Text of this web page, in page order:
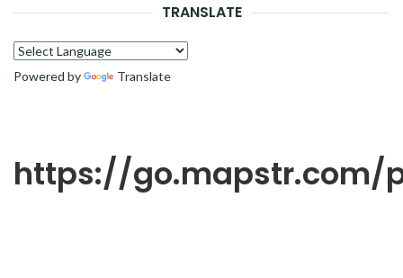
TRANSLATE
Powered by Translate
https://go.mapstr.com/